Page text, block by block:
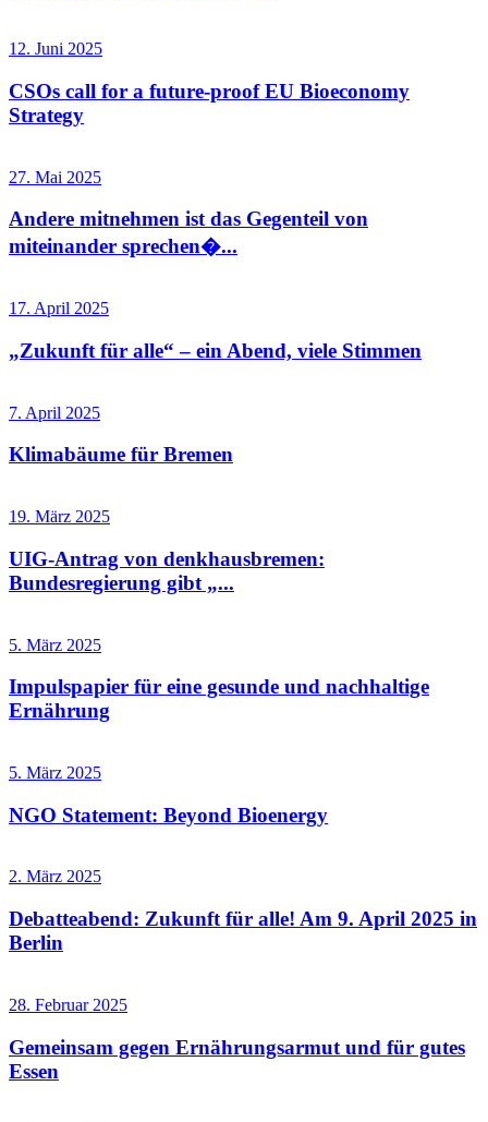
12. Juni 2025
CSOs call for a future-proof EU Bioeconomy
Strategy
27. Mai 2025
Andere mitnehmen ist das Gegenteil von
miteinander sprechen�...
17. April 2025
„Zukunft für alle“ – ein Abend, viele Stimmen
7. April 2025
Klimabäume für Bremen
19. März 2025
UIG-Antrag von denkhausbremen:
Bundesregierung gibt „...
5. März 2025
Impulspapier für eine gesunde und nachhaltige
Ernährung
5. März 2025
NGO Statement: Beyond Bioenergy
2. März 2025
Debatteabend: Zukunft für alle! Am 9. April 2025 in
Berlin
28. Februar 2025
Gemeinsam gegen Ernährungsarmut und für gutes
Essen